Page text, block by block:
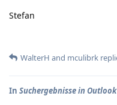
Stefan
WalterH and mculibrk
In Suchergebnisse in